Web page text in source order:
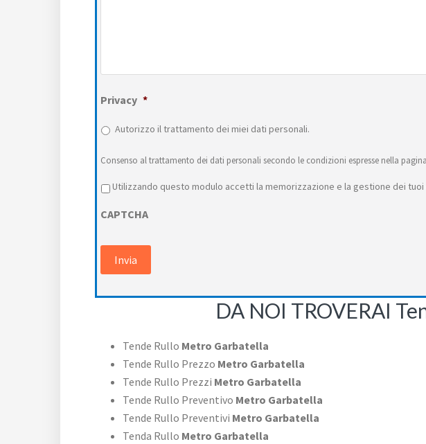
Privacy *
Autorizzo il trattamento dei miei dati personali.
Consenso al trattamento dei dati personali secondo le condizioni espresse nella
Privacy *
Utilizzando questo modulo accetti la memorizzazione e la gestione dei
CAPTCHA
DA NOI TROVERAI
Tende Rullo Metro Garbatella
Tende Rullo Prezzo Metro Garbatella
Tende Rullo Prezzi Metro Garbatella
Tende Rullo Preventivo Metro Garbatella
Tende Rullo Preventivi Metro Garbatella
Tenda Rullo Metro Garbatella